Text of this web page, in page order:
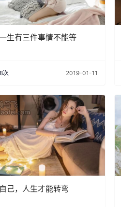
生有三件事情不能等
次 2019-01-11
己，人生才能转弯